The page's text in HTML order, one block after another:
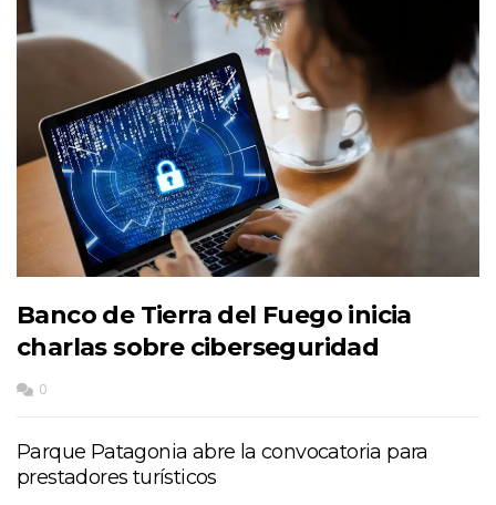
Banco de Tierra del Fuego inicia
charlas sobre ciberseguridad
0
Parque Patagonia abre la convocatoria para
prestadores turísticos